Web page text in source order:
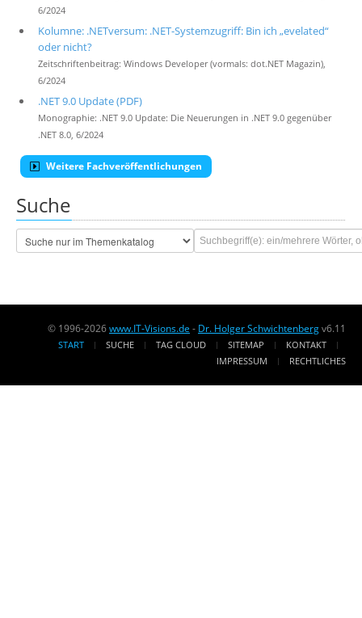
6/2024
Kolumne: .NETversum: .NET-Systemzugriff: Bin ich „evelated“
oder nicht?
Zeitschriftenbeitrag: Windows Developer (vormals: dot.NET Magazin),
6/2024
.NET 9.0 Update (PDF)
Monographie: .NET 9.0 Update: Die Neuerungen in .NET 9.0 gegenüber
.NET 8.0, 6/2024
Weitere Fachveröffentlichungen
Suche
© 1996-2026www.IT-Visions.de - Dr. Holger Schwichtenbergv6.11
START SUCHE TAG CLOUD SITEMAP
KONTAKT
IMPRESSUM
RECHTLICHES